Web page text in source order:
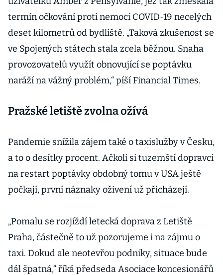
termín očkování proti nemoci COVID-19 necelých
deset kilometrů od bydliště. „Taková zkušenost se
ve Spojených státech stala zcela běžnou. Snaha
provozovatelů využít obnovující se poptávku
naráží na vážný problém,“ píší Financial Times.
Pražské letiště zvolna ožívá
Pandemie snížila zájem také o taxislužby v Česku,
a to o desítky procent. Ačkoli si tuzemští dopravci
na restart poptávky obdobný tomu v USA ještě
počkají, první náznaky oživení už přicházejí.
„Pomalu se rozjíždí letecká doprava z Letiště
Praha, částečně to už pozorujeme i na zájmu o
taxi. Dokud ale neotevřou podniky, situace bude
dál špatná,“ říká předseda Asociace koncesionářů